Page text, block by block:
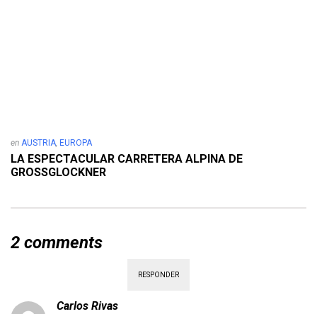
en AUSTRIA, EUROPA
LA ESPECTACULAR CARRETERA ALPINA DE
GROSSGLOCKNER
2 comments
RESPONDER
Carlos Rivas